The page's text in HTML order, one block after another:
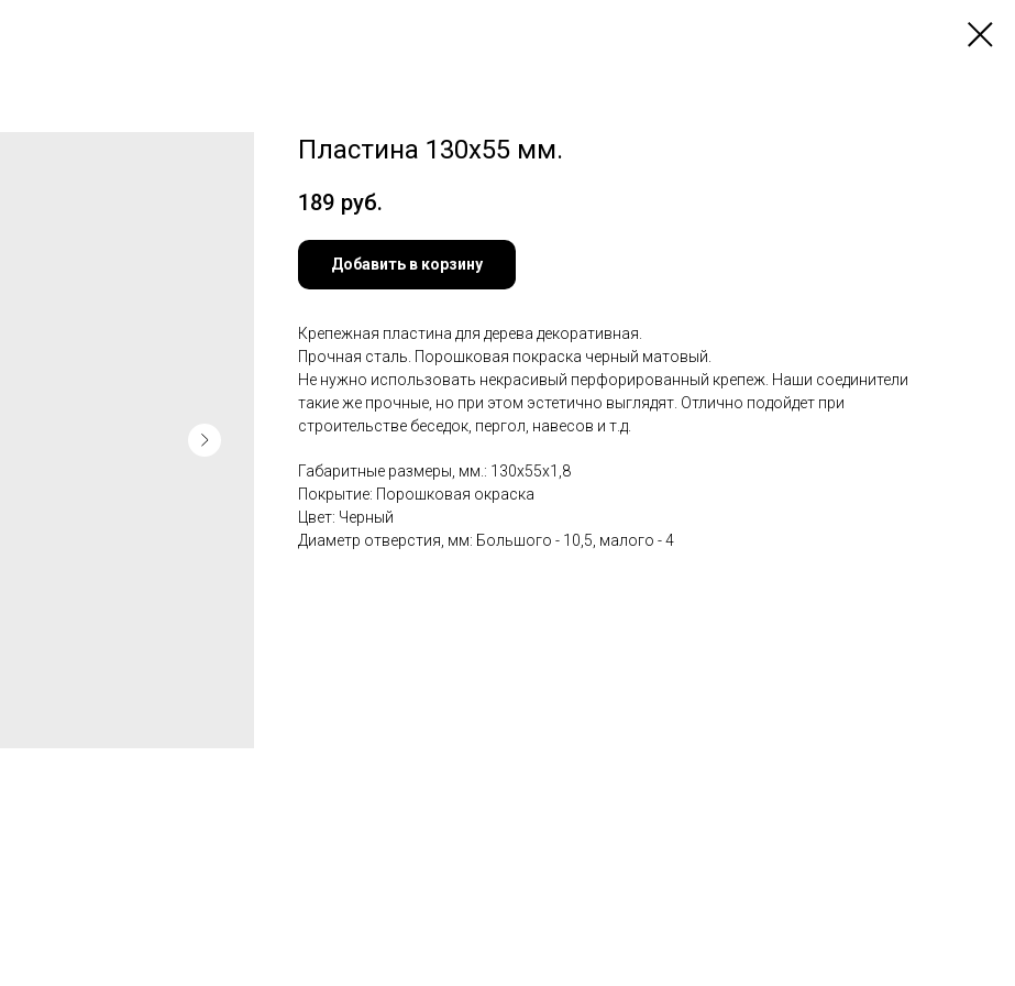
Пластина 130х55 мм.
189 руб.
Добавить в корзину
Крепежная пластина для дерева декоративная.
Прочная сталь. Порошковая покраска черный матовый.
Не нужно использовать некрасивый перфорированный крепеж. Наши соединители
такие же прочные, но при этом эстетично выглядят. Отлично подойдет при
строительстве беседок, пергол, навесов и т.д.
Габаритные размеры, мм.: 130х55x1,8
Покрытие: Порошковая окраска
Цвет: Черный
Диаметр отверстия, мм: Большого - 10,5, малого - 4